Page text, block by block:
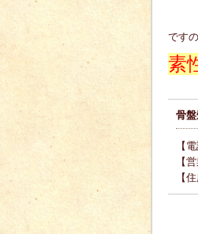
です
素
骨
【
【
【